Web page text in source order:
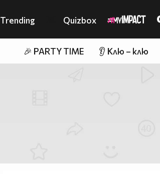
Trending Quizbox
🎉 PARTY TIME 👂 Клю – клю